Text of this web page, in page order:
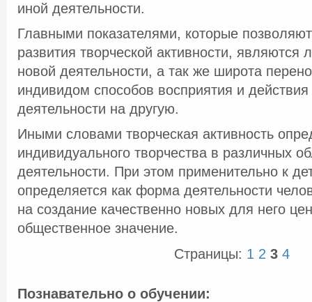
иной деятельности.
Главными показателями, которые
развития творческой активности, являются
новой деятельности, а так же широта
индивидом способов восприятия и
деятельности на другую.
Иными словами творческая активность
индивидуального творчества в различных
деятельности. При этом применительно к
определяется как форма деятельности
на создание качественно новых для него
общественное значение.
Страницы: 1 2 3 4
Познавательно о обучении: